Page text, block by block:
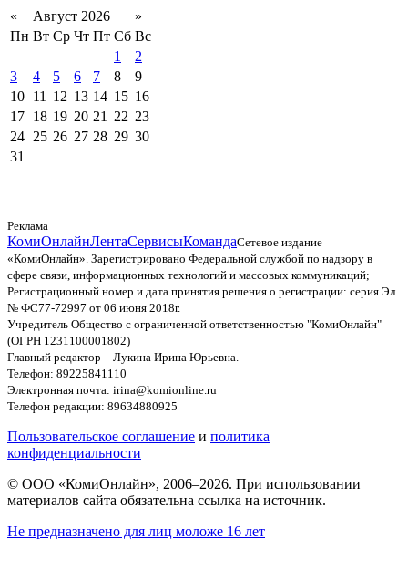
« Август 2026
»
Пн Вт Ср Чт Пт Сб Вс
1
2
3
4 5 6 7 8
9
10 11 12 13 14 15 16
17 18 19 20 21 22 23
24 25 26 27 28 29 30
31
Реклама
КомиОнлайнЛентаСервисыКомандаСетевое издание
«КомиОнлайн». Зарегистрировано Федеральной службой по надзору в
сфере связи, информационных технологий и массовых коммуникаций;
Регистрационный номер и дата принятия решения о регистрации: серия Эл
№ ФС77-72997 от 06 июня 2018г.
Учредитель Общество с ограниченной ответственностью "КомиОнлайн"
(ОГРН 1231100001802)
Главный редактор – Лукина Ирина Юрьевна.
Телефон: 89225841110
Электронная почта: irina@komionline.ru
Телефон редакции: 89634880925
Пользовательское соглашение и политика
конфиденциальности
© ООО «КомиОнлайн», 2006–2026. При использовании
материалов сайта обязательна ссылка на источник.
Не предназначено для лиц моложе 16 лет